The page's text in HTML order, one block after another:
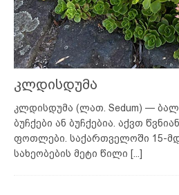
კლდისდუმა
კლდისდუმა (ლათ. Sedum) —
ბუჩქები ან ბუჩქებია. აქვთ
ფოთლები. საქართველოში 15-
სახეობების მეტი წილი [...]